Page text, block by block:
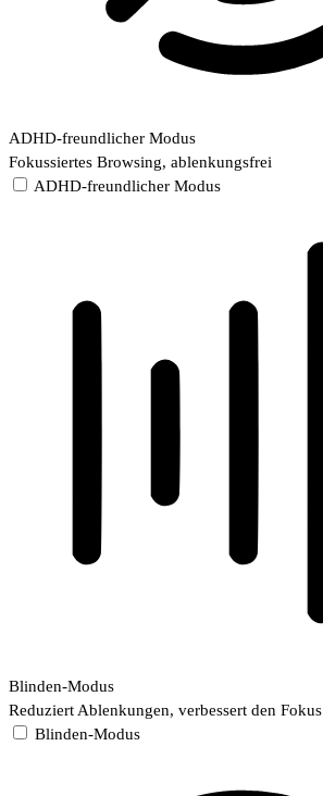
ADHD-freundlicher Modus
Fokussiertes Browsing, ablenkungsfrei
ADHD-freundlicher Modus
Blinden-Modus
Reduziert Ablenkungen, verbessert den Fokus
Blinden-Modus